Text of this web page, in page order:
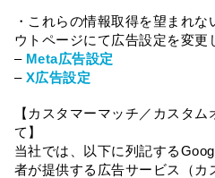
・これらの情報取得を望まれ
ウトページにて広告設定を変更
– Meta広告設定
– X広告設定
【カスタマーマッチ／カスタ
て】
当社では、以下に列記する
者が提供する広告サービス（カ